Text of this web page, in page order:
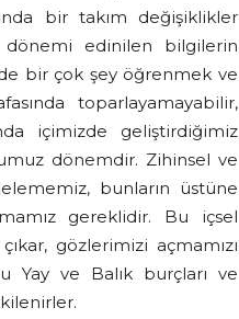
bir takım değişiklikler
edinilen bilgilerin
bir çok şey öğrenmek ve
toparlayamayabilir,
içimizde geliştirdiğimiz
dönemdir. Zihinsel ve
bunların üstüne
gereklidir. Bu içsel
gözlerimizi açmamızı
Yay ve Balık burçları ve